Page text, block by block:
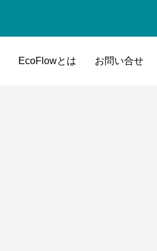
EcoFlowとは お問い合せ